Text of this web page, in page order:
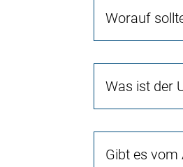
Worauf
Was ist der
Gibt es vom